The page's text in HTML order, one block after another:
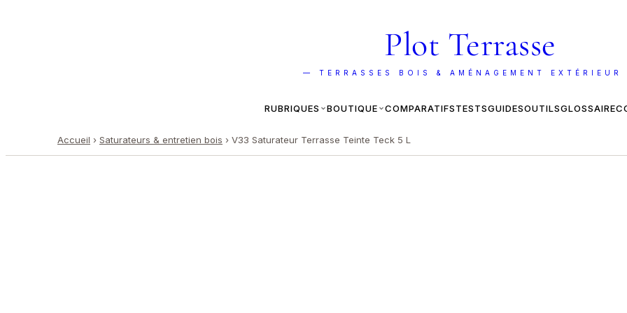
Plot Terrasse
— TERRASSES BOIS & AMÉNAGEMENT EXTÉRIEUR
RUBRIQUES BOUTIQUE COMPARATIFSTESTSGUIDESOUTILSGLOSSAIRE
Accueil › Saturateurs & entretien bois › V33 Saturateur Terrasse Teinte Teck 5 L